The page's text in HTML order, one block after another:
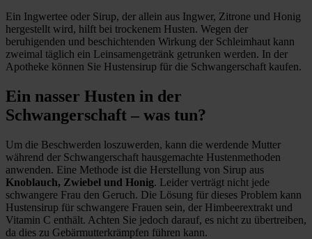
Ein Ingwertee oder Sirup, der allein aus Ingwer, Zitrone und Honig
hergestellt wird, hilft bei trockenem Husten. Wegen der
beruhigenden und beschichtenden Wirkung der Schleimhaut kann
zweimal täglich ein Leinsamengetränk getrunken werden. In der
Apotheke können Sie Hustensirup für die Schwangerschaft kaufen.
Ein nasser Husten in der
Schwangerschaft – was tun?
Um die Beschwerden loszuwerden, kann die werdende Mutter
während der Schwangerschaft hausgemachte Hustenmethoden
anwenden. Eine Methode ist die Herstellung von Sirup aus
Knoblauch, Zwiebel und Honig. Leider verträgt nicht jede
schwangere Frau den Geruch. Die Lösung für dieses Problem kann
Hustensirup für schwangere Frauen sein, der Himbeerextrakt und
Vitamin C enthält. Achten Sie jedoch darauf, es nicht zu übertreiben,
da dies zu Gebärmutterkrämpfen führen kann.